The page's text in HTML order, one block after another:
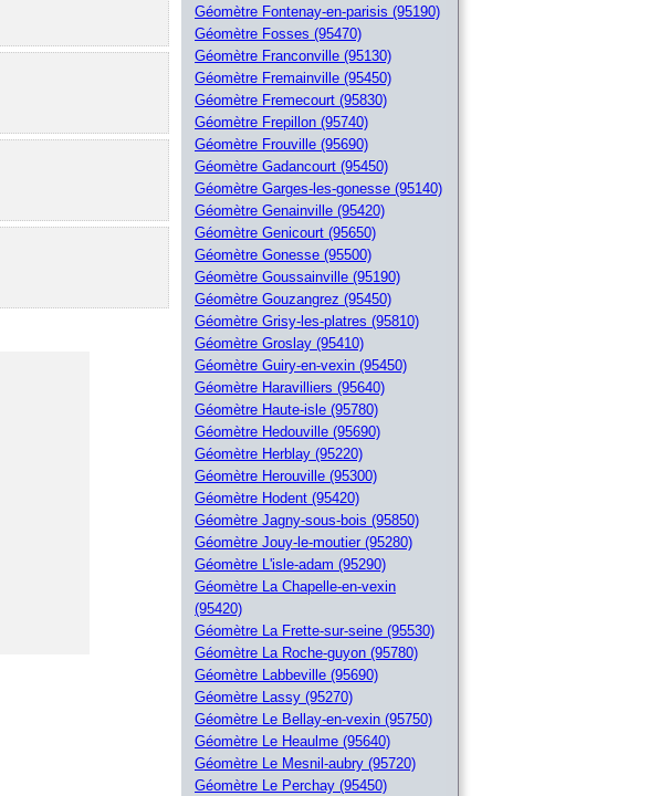
Géomètre Fontenay-en-parisis (95190)
Géomètre Fosses (95470)
Géomètre Franconville (95130)
Géomètre Fremainville (95450)
Géomètre Fremecourt (95830)
Géomètre Frepillon (95740)
Géomètre Frouville (95690)
Géomètre Gadancourt (95450)
Géomètre Garges-les-gonesse (95140)
Géomètre Genainville (95420)
Géomètre Genicourt (95650)
Géomètre Gonesse (95500)
Géomètre Goussainville (95190)
Géomètre Gouzangrez (95450)
Géomètre Grisy-les-platres (95810)
Géomètre Groslay (95410)
Géomètre Guiry-en-vexin (95450)
Géomètre Haravilliers (95640)
Géomètre Haute-isle (95780)
Géomètre Hedouville (95690)
Géomètre Herblay (95220)
Géomètre Herouville (95300)
Géomètre Hodent (95420)
Géomètre Jagny-sous-bois (95850)
Géomètre Jouy-le-moutier (95280)
Géomètre L'isle-adam (95290)
Géomètre La Chapelle-en-vexin
(95420)
Géomètre La Frette-sur-seine (95530)
Géomètre La Roche-guyon (95780)
Géomètre Labbeville (95690)
Géomètre Lassy (95270)
Géomètre Le Bellay-en-vexin (95750)
Géomètre Le Heaulme (95640)
Géomètre Le Mesnil-aubry (95720)
Géomètre Le Perchay (95450)